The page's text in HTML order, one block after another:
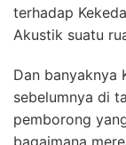
terhadap
Akustik suatu
Dan banyaknya
sebelumnya di
pemborong